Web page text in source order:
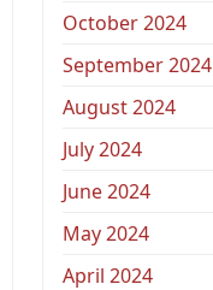
October 2024
September 2024
August 2024
July 2024
June 2024
May 2024
April 2024